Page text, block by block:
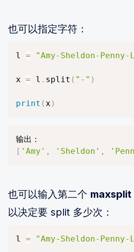
也可以指定字符：
l = "Amy-Sheldon-Penny-
x = l . split ( "-" )
print (x )
[ 'Amy' , 'Sheldon' ,
也可以输入第二个 maxsplit
以决定要 split 多少次：
l = "Amy-Sheldon-Penny-